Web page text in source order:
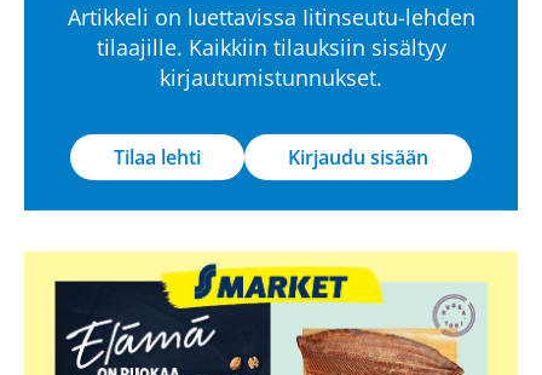
Artikkeli on luettavissa Iitinseutu-lehden
tilaajille. Kaikkiin tilauksiin sisältyy
kirjautumistunnukset.
Tilaa lehti Kirjaudu sisään